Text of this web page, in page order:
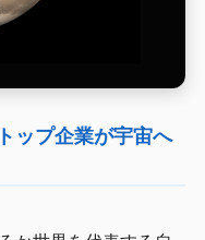
ップ企業が宇宙へ